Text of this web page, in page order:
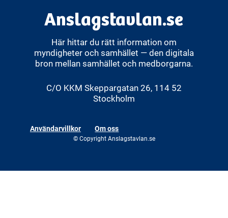
Anslagstavlan.se
Här hittar du rätt information om
myndigheter och samhället — den digitala
bron mellan samhället och medborgarna.
C/O KKM Skeppargatan 26, 114 52
Stockholm
Användarvillkor Om oss
© Copyright Anslagstavlan.se